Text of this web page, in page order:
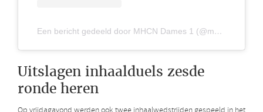
Een bericht gedeeld door MHCN Dames 1 (@mhcndames1)
Uitslagen inhaalduels zesde
ronde heren